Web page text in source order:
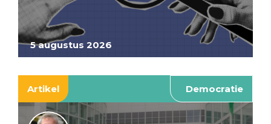
5 augustus 2026
Artikel Democratie